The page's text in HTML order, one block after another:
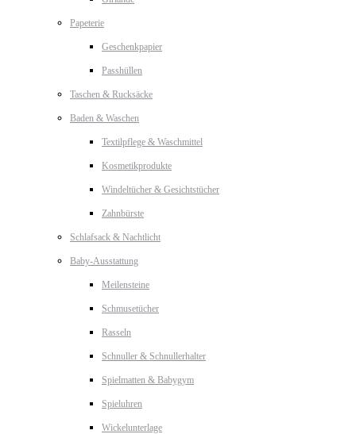
Papeterie
Geschenkpapier
Passhüllen
Taschen & Rucksäcke
Baden & Waschen
Textilpflege & Waschmittel
Kosmetikprodukte
Windeltücher & Gesichtstücher
Zahnbürste
Schlafsack & Nachtlicht
Baby-Ausstattung
Meilensteine
Schmusetücher
Rasseln
Schnuller & Schnullerhalter
Spielmatten & Babygym
Spieluhren
Wickelunterlage